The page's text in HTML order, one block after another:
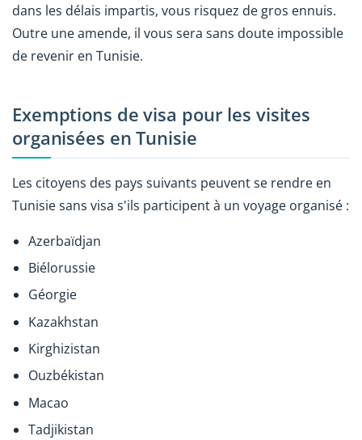
dans les délais impartis, vous risquez de gros ennuis.
Outre une amende, il vous sera sans doute impossible
de revenir en Tunisie.
Exemptions de visa pour les visites
organisées en Tunisie
Les citoyens des pays suivants peuvent se rendre en
Tunisie sans visa s'ils participent à un voyage organisé :
Azerbaïdjan
Biélorussie
Géorgie
Kazakhstan
Kirghizistan
Ouzbékistan
Macao
Tadjikistan